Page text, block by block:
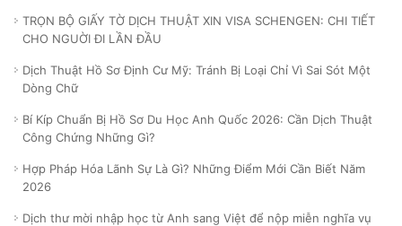
TRỌN BỘ GIẤY TỜ DỊCH THUẬT XIN VISA SCHENGEN: CHI TIẾT
CHO NGUỜI ĐI LẦN ĐẦU
Dịch Thuật Hồ Sơ Định Cư Mỹ: Tránh Bị Loại Chỉ Vì Sai Sót Một
Dòng Chữ
Bí Kíp Chuẩn Bị Hồ Sơ Du Học Anh Quốc 2026: Cần Dịch Thuật
Công Chứng Những Gì?
Hợp Pháp Hóa Lãnh Sự Là Gì? Những Điểm Mới Cần Biết Năm
2026
Dịch thư mời nhập học từ Anh sang Việt để nộp miễn nghĩa vụ